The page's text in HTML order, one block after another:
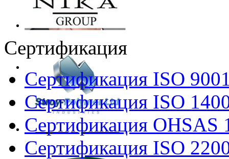
Сертификация
Сертификация ISO
Сертификация ISO
Сертификация OHSAS
Сертификация ISO